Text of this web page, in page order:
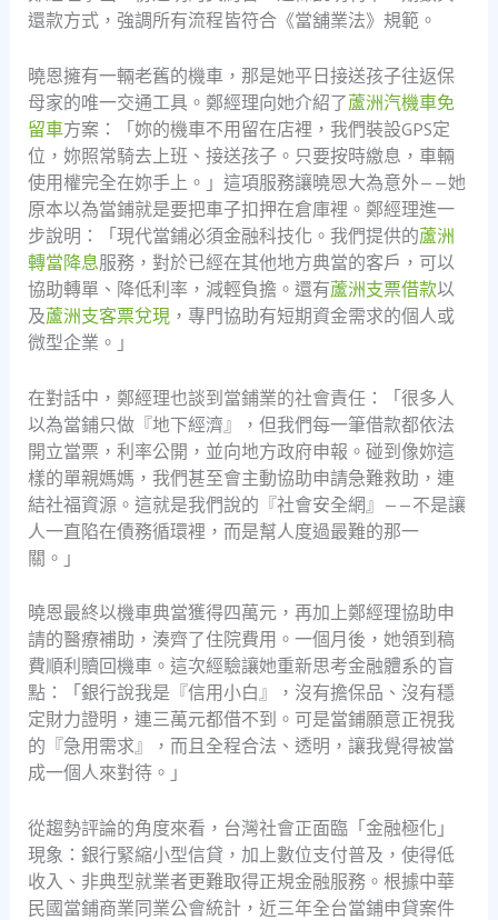
還款方式，強調所有流程皆符合《當舖業法》規範。
曉恩擁有一輛老舊的機車，那是她平日接送孩子往返保
母家的唯一交通工具。鄭經理向她介紹了蘆洲汽機車免
留車方案：「妳的機車不用留在店裡，我們裝設GPS定
位，妳照常騎去上班、接送孩子。只要按時繳息，車輛
使用權完全在妳手上。」這項服務讓曉恩大為意外——她
原本以為當鋪就是要把車子扣押在倉庫裡。鄭經理進一
步說明：「現代當鋪必須金融科技化。我們提供的蘆洲
轉當降息服務，對於已經在其他地方典當的客戶，可以
協助轉單、降低利率，減輕負擔。還有蘆洲支票借款以
及蘆洲支客票兌現 ，專門協助有短期資金需求的個人或
微型企業。」
在對話中，鄭經理也談到當鋪業的社會責任：「很多人
以為當鋪只做『地下經濟』，但我們每一筆借款都依法
開立當票，利率公開，並向地方政府申報。碰到像妳這
樣的單親媽媽，我們甚至會主動協助申請急難救助，連
結社福資源。這就是我們說的『社會安全網』——不是讓
人一直陷在債務循環裡，而是幫人度過最難的那一
關。」
曉恩最終以機車典當獲得四萬元，再加上鄭經理協助申
請的醫療補助，湊齊了住院費用。一個月後，她領到稿
費順利贖回機車。這次經驗讓她重新思考金融體系的盲
點：「銀行說我是『信用小白』，沒有擔保品、沒有穩
定財力證明，連三萬元都借不到。可是當鋪願意正視我
的『急用需求』，而且全程合法、透明，讓我覺得被當
成一個人來對待。」
從趨勢評論的角度來看，台灣社會正面臨「金融極化」
現象：銀行緊縮小型信貸，加上數位支付普及，使得低
收入、非典型就業者更難取得正規金融服務。根據中華
民國當鋪商業同業公會統計，近三年全台當鋪申貸案件